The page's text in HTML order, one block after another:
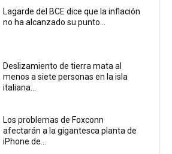
Lagarde del BCE dice que la inflación
no ha alcanzado su punto...
Deslizamiento de tierra mata al
menos a siete personas en la isla
italiana...
Los problemas de Foxconn
afectarán a la gigantesca planta de
iPhone de...